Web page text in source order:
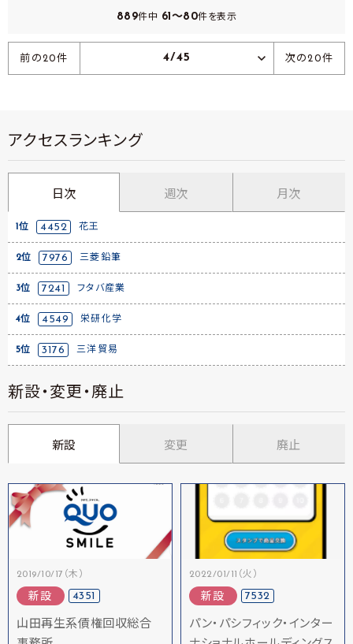
889件中 61～80件を表示
前の20件 4/45 次の20件
アクセスランキング
日次 週次 月次
1位 4452 花王
2位 7976 三菱鉛筆
3位 7241 フタバ産業
4位 4549 栄研化学
5位 3176 三洋貿易
新設・変更・廃止
新設 変更 廃止
2019/10/17（木）
新設 4351
山田再生系債権回収総合
2022/01/11（火）
新設 7532
パン・パシフィック・インター